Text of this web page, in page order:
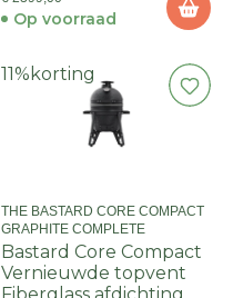
Op voorraad
11% korting
THE BASTARD CORE COMPACT
GRAPHITE COMPLETE
Bastard Core Compact
Vernieuwde topvent